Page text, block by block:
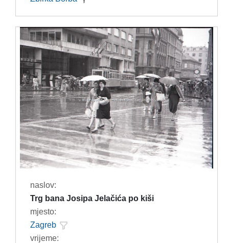
naslov:
Trg bana Josipa Jelačića po kiši
mjesto:
Zagreb
vrijeme: